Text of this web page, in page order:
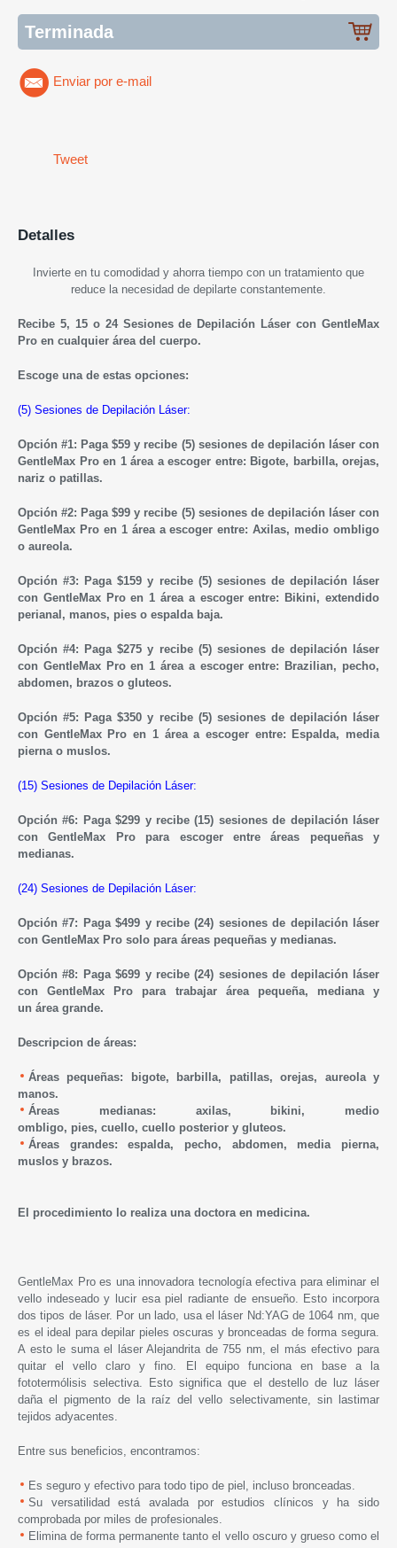
Terminada
Enviar por e-mail
Tweet
Detalles
Invierte en tu comodidad y ahorra tiempo con un tratamiento que
reduce la necesidad de depilarte constantemente.
Recibe 5, 15 o 24 Sesiones de Depilación Láser con GentleMax
Pro en cualquier área del cuerpo.
Escoge una de estas opciones:
(5) Sesiones de Depilación Láser:
Opción #1: Paga $59 y recibe (5) sesiones de depilación láser con
GentleMax Pro en 1 área a escoger entre: Bigote, barbilla, orejas,
nariz o patillas.
Opción #2: Paga $99 y recibe (5) sesiones de depilación láser con
GentleMax Pro en 1 área a escoger entre: Axilas, medio ombligo
o aureola.
Opción #3: Paga $159 y recibe (5) sesiones de depilación láser
con GentleMax Pro en 1 área a escoger entre: Bikini, extendido
perianal, manos, pies o espalda baja.
Opción #4: Paga $275 y recibe (5) sesiones de depilación láser
con GentleMax Pro en 1 área a escoger entre: Brazilian, pecho,
abdomen, brazos o gluteos.
Opción #5: Paga $350 y recibe (5) sesiones de depilación láser
con GentleMax Pro en 1 área a escoger entre: Espalda, media
pierna o muslos.
(15) Sesiones de Depilación Láser:
Opción #6: Paga $299 y recibe (15) sesiones de depilación láser
con GentleMax Pro para escoger entreáreas pequeñas y
medianas.
(24) Sesiones de Depilación Láser:
Opción #7: Paga $499 y recibe (24) sesiones de depilación láser
con GentleMax Pro solo para áreas pequeñas y medianas.
Opción #8: Paga $699 y recibe (24) sesiones de depilación láser
con GentleMax Pro para trabajar área pequeña, mediana y
un área grande.
Descripcion de áreas:
Áreas pequeñas: bigote, barbilla, patillas,orejas, aureola y
manos.
Áreas medianas: axilas, bikini, medio
ombligo, pies, cuello, cuello posterior y gluteos.
Áreas grandes: espalda, pecho, abdomen, media pierna,
muslos y brazos.
El procedimiento lo realiza una doctora en medicina.
GentleMax Pro es una innovadora tecnología efectiva para eliminar el
vello indeseado y lucir esa piel radiante de ensueño. Esto incorpora
dos tipos de láser. Por un lado, usa el láser Nd:YAG de 1064 nm, que
es el ideal para depilar pieles oscuras y bronceadas de forma segura.
A esto le suma el láser Alejandrita de 755 nm, el más efectivo para
quitar el vello claro y fino. El equipo funciona en base a la
fototermólisis selectiva. Esto significa que el destello de luz láser
daña el pigmento de la raíz del vello selectivamente, sin lastimar
tejidos adyacentes.
Entre sus beneficios, encontramos:
Es seguro y efectivo para todo tipo de piel, incluso bronceadas.
Su versatilidad está avalada por estudios clínicos y ha sido
comprobada por miles de profesionales.
Elimina de forma permanente tanto el vello oscuro y grueso como el